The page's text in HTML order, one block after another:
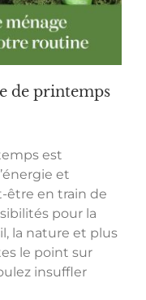
de printemps
est
et
être en train de
pour la
la nature et plus
le point sur
insuffler